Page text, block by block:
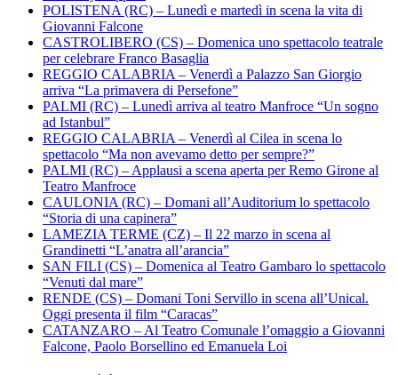
POLISTENA (RC) – Lunedì e martedì in scena la vita di
Giovanni Falcone
CASTROLIBERO (CS) – Domenica uno spettacolo teatrale
per celebrare Franco Basaglia
REGGIO CALABRIA – Venerdì a Palazzo San Giorgio
arriva “La primavera di Persefone”
PALMI (RC) – Lunedì arriva al teatro Manfroce “Un sogno
ad Istanbul”
REGGIO CALABRIA – Venerdì al Cilea in scena lo
spettacolo “Ma non avevamo detto per sempre?”
PALMI (RC) – Applausi a scena aperta per Remo Girone al
Teatro Manfroce
CAULONIA (RC) – Domani all’Auditorium lo spettacolo
“Storia di una capinera”
LAMEZIA TERME (CZ) – Il 22 marzo in scena al
Grandinetti “L’anatra all’arancia”
SAN FILI (CS) – Domenica al Teatro Gambaro lo spettacolo
“Venuti dal mare”
RENDE (CS) – Domani Toni Servillo in scena all’Unical.
Oggi presenta il film “Caracas”
CATANZARO – Al Teatro Comunale l’omaggio a Giovanni
Falcone, Paolo Borsellino ed Emanuela Loi